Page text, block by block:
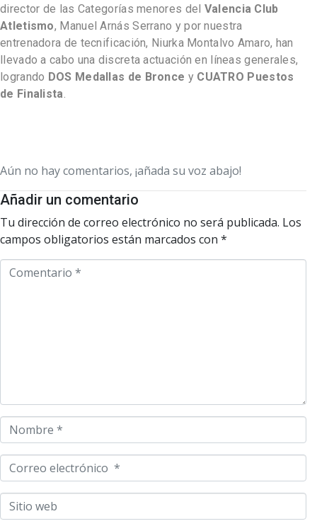
director de las Categorías menores del Valencia Club
Atletismo, Manuel Arnás Serrano y por nuestra
entrenadora de tecnificación, Niurka Montalvo Amaro, han
llevado a cabo una discreta actuación en líneas generales,
logrando DOS Medallas de Bronce y CUATRO Puestos
de Finalista
Aún no hay comentarios, ¡añada su voz abajo!
Añadir un comentario
Tu dirección de correo electrónico no será publicada. Los
campos obligatorios están marcados con *
i
o
o
m
r
o
r
i